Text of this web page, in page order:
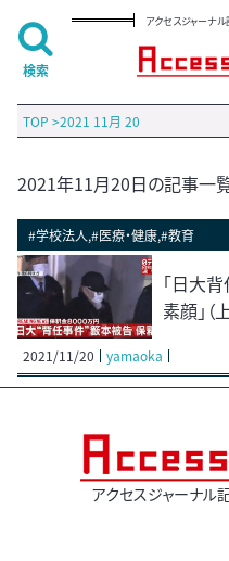
アクセスジャーナ
TOP >2021 11月 20
2021年11月20日の記事一
#学校法人,#医療・健康,#教育
「日大
素顔」（上
2021/11/20 yamaoka
アクセスジャーナ
検索